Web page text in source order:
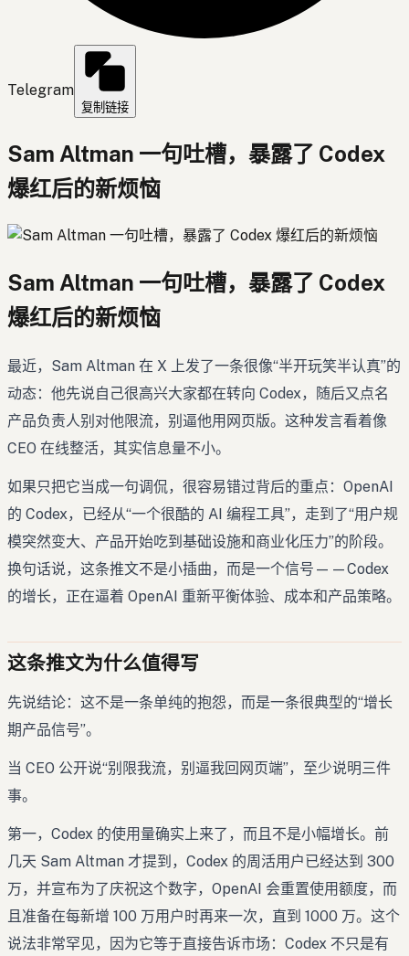
Telegram
复制链接
Sam Altman 一句吐槽，暴露了 Codex
爆红后的新烦恼
Sam Altman 一句吐槽，暴露了 Codex
爆红后的新烦恼
最近，Sam Altman 在 X 上发了一条很像“半开玩笑半认真”的
动态：他先说自己很高兴大家都在转向 Codex，随后又点名
产品负责人别对他限流，别逼他用网页版。这种发言看着像
CEO 在线整活，其实信息量不小。
如果只把它当成一句调侃，很容易错过背后的重点：OpenAI
的 Codex，已经从“一个很酷的 AI 编程工具”，走到了“用户规
模突然变大、产品开始吃到基础设施和商业化压力”的阶段。
换句话说，这条推文不是小插曲，而是一个信号——Codex
的增长，正在逼着 OpenAI 重新平衡体验、成本和产品策略。
这条推文为什么值得写
先说结论：这不是一条单纯的抱怨，而是一条很典型的“增长
期产品信号”。
当 CEO 公开说“别限我流，别逼我回网页端”，至少说明三件
事。
第一，Codex 的使用量确实上来了，而且不是小幅增长。前
几天 Sam Altman 才提到，Codex 的周活用户已经达到 300
万，并宣布为了庆祝这个数字，OpenAI 会重置使用额度，而
且准备在每新增 100 万用户时再来一次，直到 1000 万。这个
说法非常罕见，因为它等于直接告诉市场：Codex 不只是有